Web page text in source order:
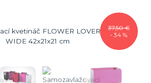
37,50 €
- 34 %